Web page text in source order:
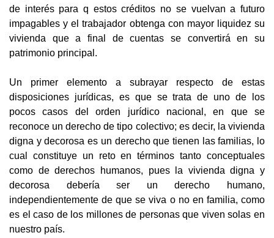
de interés para q estos créditos no se vuelvan a futuro
impagables y el trabajador obtenga con mayor liquidez su
vivienda que a final de cuentas se convertirá en su
patrimonio principal.
Un primer elemento a subrayar respecto de estas
disposiciones jurídicas, es que se trata de uno de los
pocos casos del orden jurídico nacional, en que se
reconoce un derecho de tipo colectivo; es decir, la vivienda
digna y decorosa es un derecho que tienen las familias, lo
cual constituye un reto en términos tanto conceptuales
como de derechos humanos, pues la vivienda digna y
decorosa debería ser un derecho humano,
independientemente de que se viva o no en familia, como
es el caso de los millones de personas que viven solas en
nuestro país.